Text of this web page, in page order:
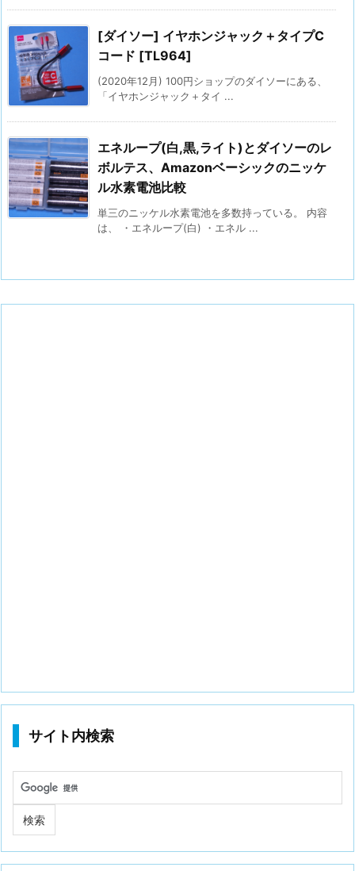
[ダイソー] イヤホンジャック＋タイプC
コード [TL964]
(2020年12月) 100円ショップのダイソーにある、
「イヤホンジャック＋タイ ...
エネループ(白,黒,ライト)とダイソーのレ
ボルテス、Amazonベーシックのニッケ
ル水素電池比較
単三のニッケル水素電池を多数持っている。 内容
は、 ・エネループ(白) ・エネル ...
サイト内検索